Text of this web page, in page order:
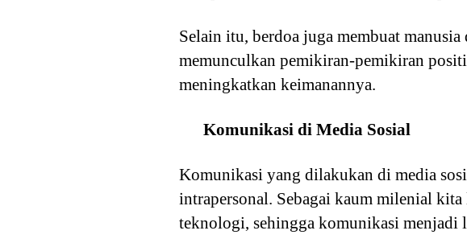
Selain itu, berdoa juga membuat
memunculkan pemikiran-pemikiran
meningkatkan keimanannya.
Komunikasi di Media Sosial
Komunikasi yang dilakukan di media
intrapersonal. Sebagai kaum milenial
teknologi, sehingga komunikasi menjadi